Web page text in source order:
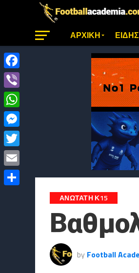
ΑΡΧΙΚΗ
ΑΝΏΤΑΤΗ Κ15
by Football
Facebook
Viber
WhatsApp
Messenger
Twitter
Email